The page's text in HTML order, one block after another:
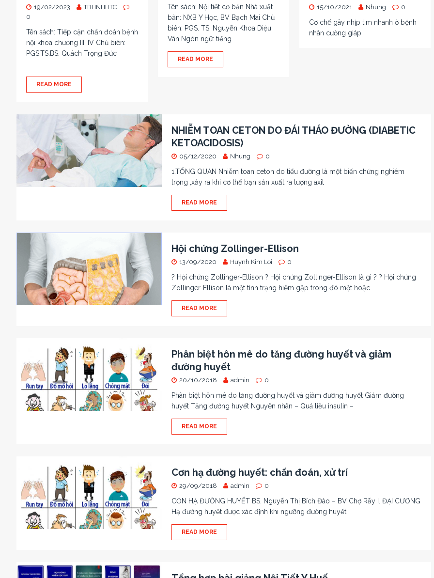
19/02/2023
TBHNHHTC
0
Tên sách: Tiếp cận chẩn đoán bệnh
nội khoa chương III, IV Chủ biên:
PGS.TS.BS. Quách Trọng Đức
READ MORE
Tên sách: Nội tiết cơ bản Nhà xuất
bản: NXB Y Học, BV Bạch Mai Chủ
biên: PGS. TS. Nguyễn Khoa Diệu
Vân Ngôn ngữ: tiếng
READ MORE
15/10/2021 Nhung 0
Cơ chế gây nhịp tim nhanh ở bệnh
nhân cường giáp
NHIỄM TOAN CETON DO ĐÁI THÁO ĐƯỜNG (DIABETIC
KETOACIDOSIS)
05/12/2020 Nhung 0
1.TỔNG QUAN Nhiễm toan ceton do tiểu đường là một biến chứng nghiêm
trọng ,xảy ra khi cơ thể bạn sản xuất ra lượng axit
READ MORE
Hội chứng Zollinger-Ellison
13/09/2020 Huynh Kim Loi 0
? Hội chứng Zollinger-Ellison ? Hội chứng Zollinger-Ellison là gì ? ? Hội chứng
Zollinger-Ellison là một tình trạng hiếm gặp trong đó một hoặc
READ MORE
Phân biệt hôn mê do tăng đường huyết và giảm
đường huyết
20/10/2018 admin 0
Phân biệt hôn mê do tăng đường huyết và giảm đường huyết Giảm đường
huyết Tăng đường huyết Nguyên nhân – Quá liều insulin –
READ MORE
Cơn hạ đường huyết: chẩn đoán, xử trí
29/09/2018 admin 0
CƠN HẠ ĐƯỜNG HUYẾT BS. Nguyễn Thị Bích Đào – BV Chợ Rẫy I. ĐẠI CƯƠNG
Hạ đường huyết được xác định khi ngưỡng đường huyết
READ MORE